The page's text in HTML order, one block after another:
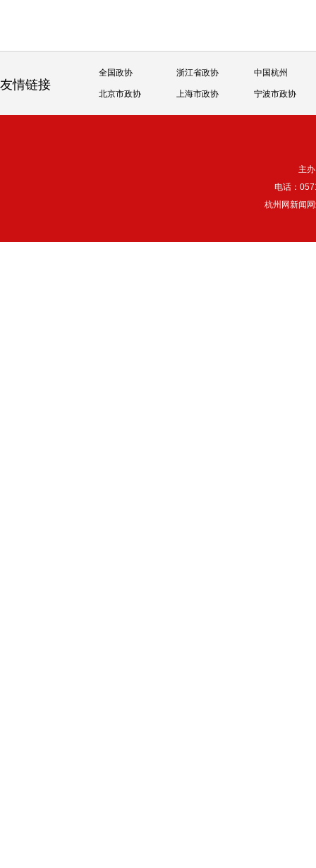
友情链接
全国政协 浙江省政协 中国杭州
北京市政协 上海市政协 宁波市政协
主
电话：
杭州网新闻